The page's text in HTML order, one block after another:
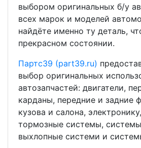
выбором оригинальных б/у
всех марок и моделей
найдёте именно ту деталь,
прекрасном состоянии.
Партс39 (part39.ru)
выбор оригинальных
автозапчастей: двигатели,
карданы, передние и задние
кузова и салона,
тормозные системы,
выхлопные системи и